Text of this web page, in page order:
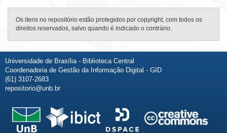
Os itens no repositório estão protegidos por copyright, com todos os
direitos reservados, salvo quando é indicado o contrário.
Universidade de Brasília - Biblioteca Central
Coordenadoria de Gestão da Informação Digital - GID
(61) 3107-2683
repositorio@unb.br